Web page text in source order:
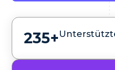
235+